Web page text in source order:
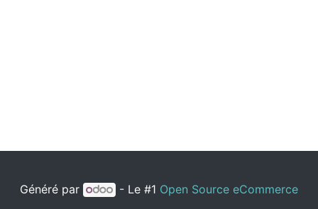
Généré par - Le #1 Open Source eCommerce